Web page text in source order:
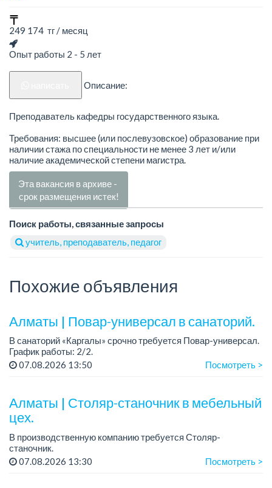
249 174 тг / месяц
Опыт работы 2 - 5 лет
Описание:
Преподаватель кафедры государственного языка.
Требования: высшее (или послевузовское) образование при
наличии стажа по специальности не менее 3 лет и/или
наличие академической степени магистра.
Эта вакансия в архиве -
срок размещения истек!
Поиск работы, связанные запросы
учитель, преподаватель, педагог
Похожие объявления
Алматы | Повар-универсал в санаторий.
В санаторий «Каргалы» срочно требуется Повар-универсал.
График работы: 2/2.
Зарплата: 180 000 тенге на руки + соцпакет.
07.08.2026 13:50 Посмотреть >
Алматы | Столяр-станочник в мебельный
цех.
В производственную компанию требуется Столяр-
станочник.
График работы: 5/2, с 08.00 до 18.00.
07.08.2026 13:30 Посмотреть >